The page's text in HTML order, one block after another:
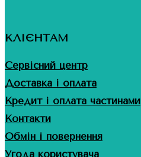
КЛІЄНТАМ
Сервісний центр
Доставка і оплата
Кредит і оплата частинами
Контакти
Обмін і повернення
Угода користувача